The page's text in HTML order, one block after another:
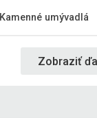
Kamenné umývadlá
Zobraziť